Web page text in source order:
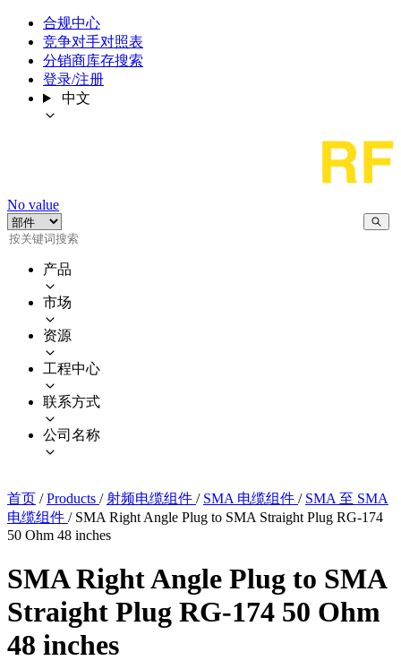
合规中心
竞争对手对照表
分销商库存搜索
登录/注册
中文
No value
产品
市场
资源
工程中心
联系方式
公司名称
首页 / Products / 射频电缆组件 / SMA 电缆组件 / SMA 至 SMA
电缆组件 / SMA Right Angle Plug to SMA Straight Plug RG-174
50 Ohm 48 inches
SMA Right Angle Plug to SMA
Straight Plug RG-174 50 Ohm
48 inches